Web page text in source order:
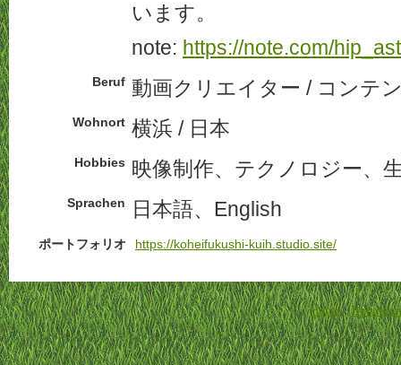
います。
note: https://note.com/
Beruf 動画クリエイター / コンテ
Wohnort 横浜 / 日本
Hobbies 映像制作、テクノロジー、
Sprachen 日本語、English
ポートフォリオ https://koheifukushi-kuih.studio.site/
Home-